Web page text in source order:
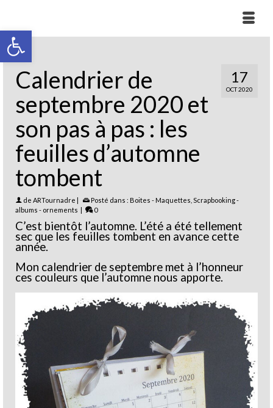
Ouvrir la barre d’outils
17
OCT 2020
Calendrier de
septembre 2020 et
son pas à pas : les
feuilles d’automne
tombent
de ARTournadre | Posté dans : Boites - Maquettes Scrapbooking -
albums - ornements | 0
C’est bientôt l’automne. L’été a été tellement
sec que les feuilles tombent en avance cette
année.
Mon calendrier de septembre met à l’honneur
ces couleurs que l’automne nous apporte.